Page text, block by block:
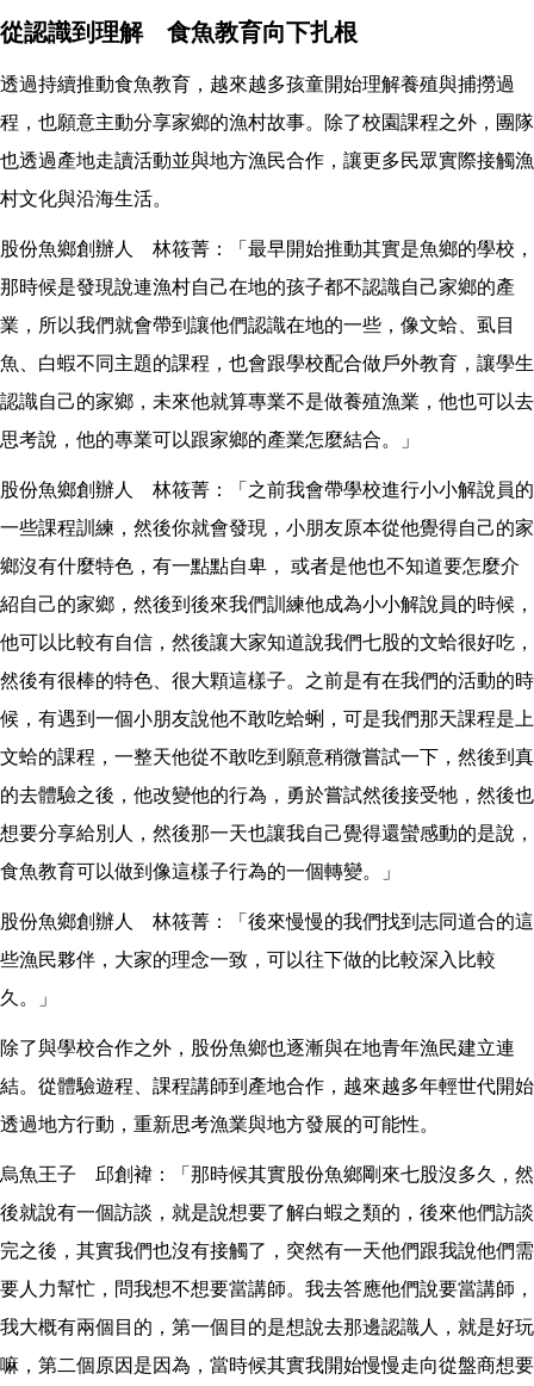
從認識到理解 食魚教育向下扎根
透過持續推動食魚教育，越來越多孩童開始理解養殖與捕撈過
程，也願意主動分享家鄉的漁村故事。除了校園課程之外，團隊
也透過產地走讀活動並與地方漁民合作，讓更多民眾實際接觸漁
村文化與沿海生活。
股份魚鄉創辦人 林筱菁：「最早開始推動其實是魚鄉的學校，
那時候是發現說連漁村自己在地的孩子都不認識自己家鄉的產
業，所以我們就會帶到讓他們認識在地的一些，像文蛤、虱目
魚、白蝦不同主題的課程，也會跟學校配合做戶外教育，讓學生
認識自己的家鄉，未來他就算專業不是做養殖漁業，他也可以去
思考說，他的專業可以跟家鄉的產業怎麼結合。」
股份魚鄉創辦人 林筱菁：「之前我會帶學校進行小小解說員的
一些課程訓練，然後你就會發現，小朋友原本從他覺得自己的家
鄉沒有什麼特色，有一點點自卑， 或者是他也不知道要怎麼介
紹自己的家鄉，然後到後來我們訓練他成為小小解說員的時候，
他可以比較有自信，然後讓大家知道說我們七股的文蛤很好吃，
然後有很棒的特色、很大顆這樣子。之前是有在我們的活動的時
候，有遇到一個小朋友說他不敢吃蛤蜊，可是我們那天課程是上
文蛤的課程，一整天他從不敢吃到願意稍微嘗試一下，然後到真
的去體驗之後，他改變他的行為，勇於嘗試然後接受牠，然後也
想要分享給別人，然後那一天也讓我自己覺得還蠻感動的是說，
食魚教育可以做到像這樣子行為的一個轉變。」
股份魚鄉創辦人 林筱菁：「後來慢慢的我們找到志同道合的這
些漁民夥伴，大家的理念一致，可以往下做的比較深入比較
久。」
除了與學校合作之外，股份魚鄉也逐漸與在地青年漁民建立連
結。從體驗遊程、課程講師到產地合作，越來越多年輕世代開始
透過地方行動，重新思考漁業與地方發展的可能性。
烏魚王子 邱創褘：「那時候其實股份魚鄉剛來七股沒多久，然
後就說有一個訪談，就是說想要了解白蝦之類的，後來他們訪談
完之後，其實我們也沒有接觸了，突然有一天他們跟我說他們需
要人力幫忙，問我想不想要當講師。我去答應他們說要當講師，
我大概有兩個目的，第一個目的是想說去那邊認識人，就是好玩
嘛，第二個原因是因為，當時候其實我開始慢慢走向從盤商想要